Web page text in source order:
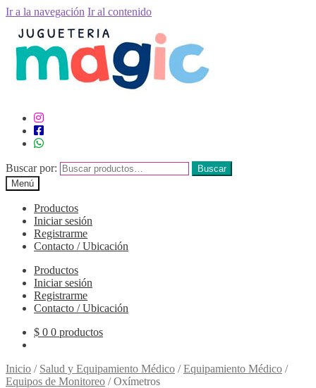
Ir a la navegación Ir al contenido
Buscar por:
Buscar
Menú
Productos
Iniciar sesión
Registrarme
Contacto / Ubicación
Productos
Iniciar sesión
Registrarme
Contacto / Ubicación
$ 0 0 productos
Inicio / Salud y Equipamiento Médico /Equipamiento Médico /
Equipos de Monitoreo /Oxímetros